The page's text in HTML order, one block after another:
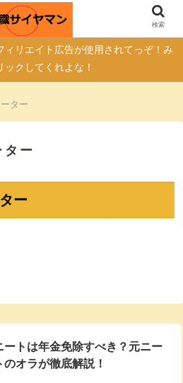
転職サイトの真実
ィリエイト広告が使用されてっぞ！み
ックしてくれよな！
ター
ー
ー
ートは年金免除すべき？元ニー
のオラが徹底解説！
検索